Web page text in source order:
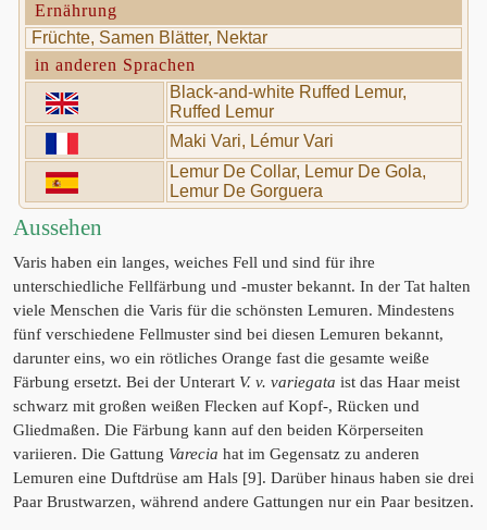
Ernährung
Früchte, Samen Blätter, Nektar
in anderen Sprachen
Black-and-white Ruffed Lemur,
Ruffed Lemur
Maki Vari, Lémur Vari
Lemur De Collar, Lemur De Gola,
Lemur De Gorguera
Aussehen
Varis haben ein langes, weiches Fell und sind für ihre
unterschiedliche Fellfärbung und -muster bekannt. In der Tat halten
viele Menschen die Varis für die schönsten Lemuren. Mindestens
fünf verschiedene Fellmuster sind bei diesen Lemuren bekannt,
darunter eins, wo ein rötliches Orange fast die gesamte weiße
Färbung ersetzt. Bei der Unterart V. v. variegata ist das Haar meist
schwarz mit großen weißen Flecken auf Kopf-, Rücken und
Gliedmaßen. Die Färbung kann auf den beiden Körperseiten
variieren. Die Gattung Varecia hat im Gegensatz zu anderen
Lemuren eine Duftdrüse am Hals [9]. Darüber hinaus haben sie drei
Paar Brustwarzen, während andere Gattungen nur ein Paar besitzen.